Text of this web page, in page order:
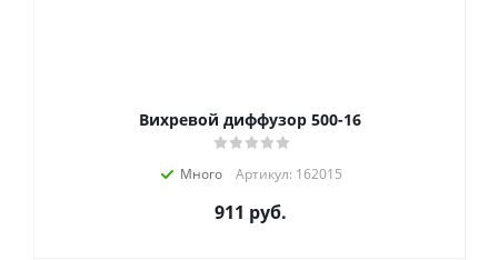
Вихревой диффузор 500-16
Много Артикул: 162015
911 руб.